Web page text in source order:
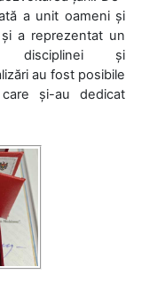
a unit oameni și
a reprezentat un
disciplinei și
au fost posibile
și-au dedicat